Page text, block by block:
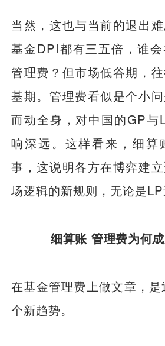
当然，这也与当前的退出
基金DPI都有三五倍，谁
管理费？但市场低谷期，
基期。管理费看似是个小
而动全身，对中国的GP与
响深远。这样看来，细算
事，这说明各方在博弈建
场逻辑的新规则，无论是LP
细算账 管理费为何
在基金管理费上做文章，
个新趋势。